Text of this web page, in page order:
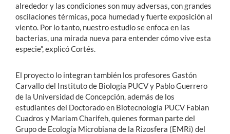
alrededor y las condiciones son muy adversas, con grandes
oscilaciones térmicas, poca humedad y fuerte exposición al
viento. Por lo tanto, nuestro estudio se enfoca en las
bacterias, una mirada nueva para entender cómo vive esta
especie”, explicó Cortés.
El proyecto lo integran también los profesores Gastón
Carvallo del Instituto de Biología PUCV y Pablo Guerrero
de la Universidad de Concepción, además de los
estudiantes del Doctorado en Biotecnología PUCV Fabian
Cuadros y Mariam Charifeh, quienes forman parte del
Grupo de Ecología Microbiana de la Rizosfera (EMRi) del